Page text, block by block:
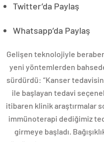
Twitter’da Paylaş
Whatsapp’da Paylaş
Gelişen teknolojiyle
yeni yöntemlerden
sürdürdü: “Kanser
ile başlayan tedavi
itibaren klinik araştırmalar
immünoterapi dediğimiz
girmeye başladı.